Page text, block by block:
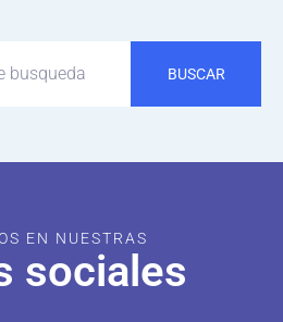
BUSCAR
EN NUESTRAS
sociales